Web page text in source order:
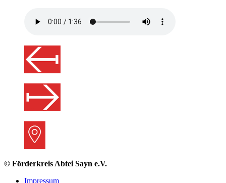
© Förderkreis Abtei Sayn e.V.
Impressum